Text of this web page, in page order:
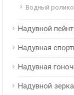
Водный
Надувной
Надувная
Надувная
Надувной